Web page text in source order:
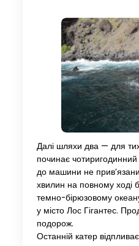
Далі шляхи два — для
починає чотиригодинний
до машини не
хвилин на повному ході
темно-бірюзовому
у місто Лос Гігантес.
подорож.
Останній катер